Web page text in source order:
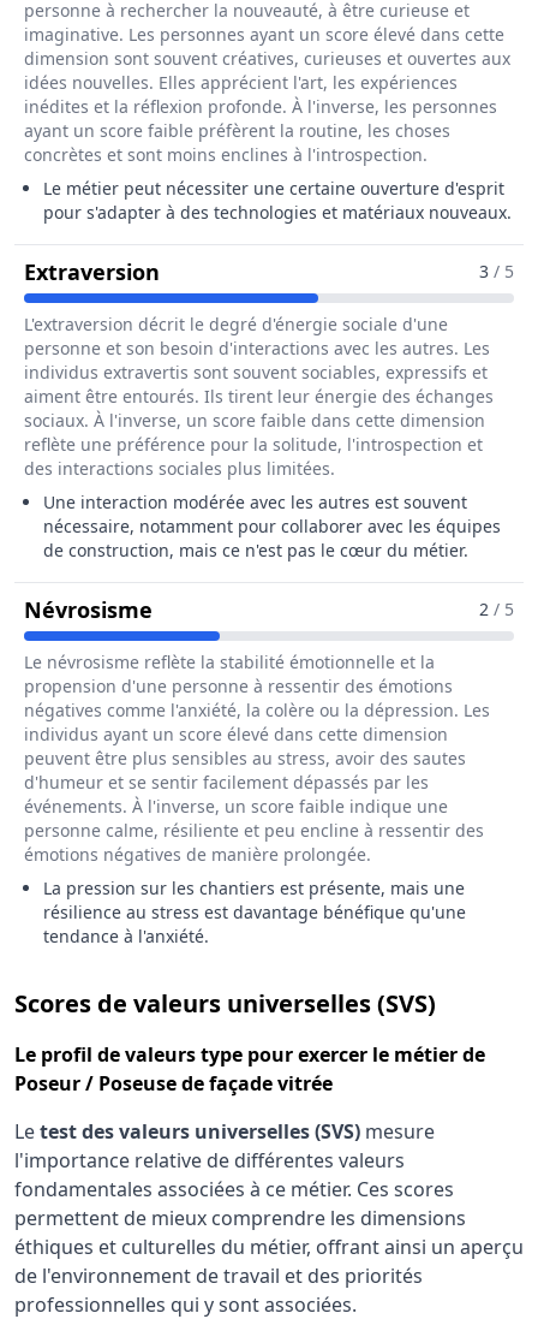
personne à rechercher la nouveauté, à être curieuse et
imaginative. Les personnes ayant un score élevé dans cette
dimension sont souvent créatives, curieuses et ouvertes aux
idées nouvelles. Elles apprécient l'art, les expériences
inédites et la réflexion profonde. À l'inverse, les personnes
ayant un score faible préfèrent la routine, les choses
concrètes et sont moins enclines à l'introspection.
Le métier peut nécessiter une certaine ouverture d'esprit
pour s'adapter à des technologies et matériaux nouveaux.
Extraversion Pour Le Métier De Poseur / 3 / 5
L'extraversion décrit le degré d'énergie sociale d'une
personne et son besoin d'interactions avec les autres. Les
individus extravertis sont souvent sociables, expressifs et
aiment être entourés. Ils tirent leur énergie des échanges
sociaux. À l'inverse, un score faible dans cette dimension
reflète une préférence pour la solitude, l'introspection et
des interactions sociales plus limitées.
Une interaction modérée avec les autres est souvent
nécessaire, notamment pour collaborer avec les équipes
de construction, mais ce n'est pas le cœur du métier.
Névrosisme Pour Le Métier De Poseur / 2 / 5
Le névrosisme reflète la stabilité émotionnelle et la
propension d'une personne à ressentir des émotions
négatives comme l'anxiété, la colère ou la dépression. Les
individus ayant un score élevé dans cette dimension
peuvent être plus sensibles au stress, avoir des sautes
d'humeur et se sentir facilement dépassés par les
événements. À l'inverse, un score faible indique une
personne calme, résiliente et peu encline à ressentir des
émotions négatives de manière prolongée.
La pression sur les chantiers est présente, mais une
résilience au stress est davantage bénéfique qu'une
tendance à l'anxiété.
Scores de valeurs universelles (SVS)
Le profil de valeurs type pour exercer le métier de
Poseur / Poseuse de façade vitrée
Letest des valeurs universelles (SVS) mesure
l'importance relative de différentes valeurs
fondamentales associées à ce métier. Ces scores
permettent de mieux comprendre les dimensions
éthiques et culturelles du métier, offrant ainsi un aperçu
de l'environnement de travail et des priorités
professionnelles qui y sont associées.